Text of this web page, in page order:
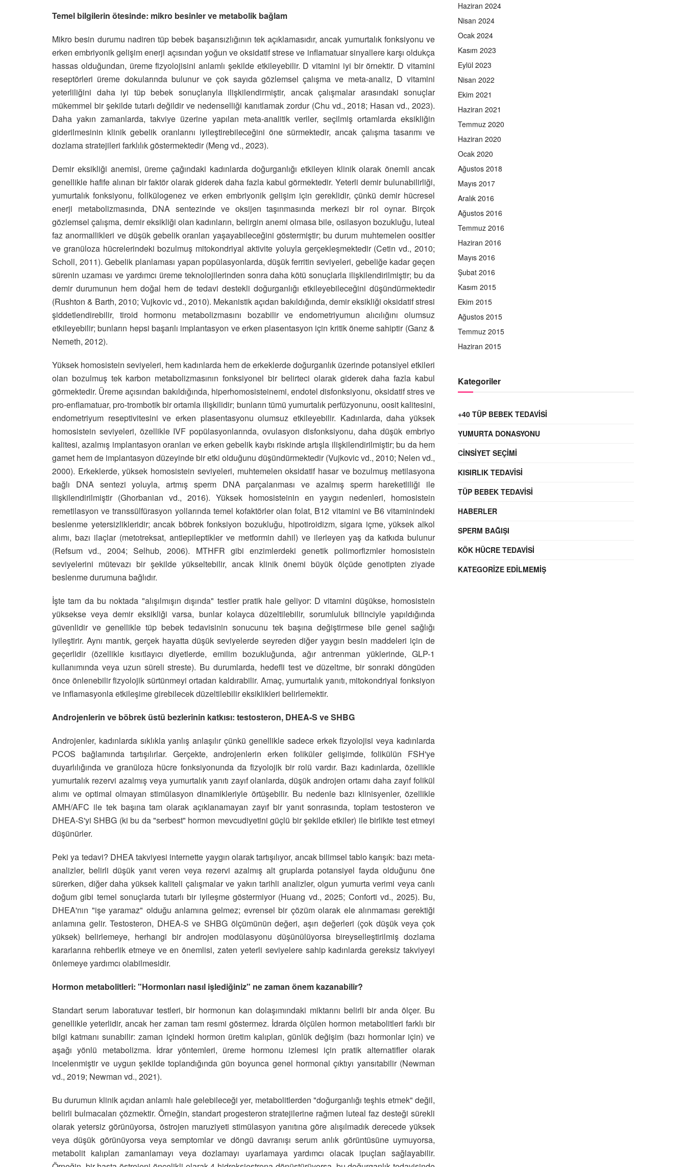
Temel bilgilerin ötesinde: mikro besinler ve metabolik bağlam
Mikro besin durumu nadiren tüp bebek başarısızlığının tek açıklamasıdır, ancak yumurtalık fonksiyonu ve
erken embriyonik gelişim enerji açısından yoğun ve oksidatif strese ve inflamatuar sinyallere karşı oldukça
hassas olduğundan, üreme fizyolojisini anlamlı şekilde etkileyebilir. D vitamini iyi bir örnektir. D vitamini
reseptörleri üreme dokularında bulunur ve çok sayıda gözlemsel çalışma ve meta-analiz, D vitamini
yeterliliğini daha iyi tüp bebek sonuçlarıyla ilişkilendirmiştir, ancak çalışmalar arasındaki sonuçlar
mükemmel bir şekilde tutarlı değildir ve nedenselliği kanıtlamak zordur (Chu vd., 2018; Hasan vd., 2023).
Daha yakın zamanlarda, takviye üzerine yapılan meta-analitik veriler, seçilmiş ortamlarda eksikliğin
giderilmesinin klinik gebelik oranlarını iyileştirebileceğini öne sürmektedir, ancak çalışma tasarımı ve
dozlama stratejileri farklılık göstermektedir (Meng vd., 2023).
Demir eksikliği anemisi, üreme çağındaki kadınlarda doğurganlığı etkileyen klinik olarak önemli ancak
genellikle hafife alınan bir faktör olarak giderek daha fazla kabul görmektedir. Yeterli demir bulunabilirliği,
yumurtalık fonksiyonu, folikülogenez ve erken embriyonik gelişim için gereklidir, çünkü demir hücresel
enerji metabolizmasında, DNA sentezinde ve oksijen taşınmasında merkezi bir rol oynar. Birçok
gözlemsel çalışma, demir eksikliği olan kadınların, belirgin anemi olmasa bile, osilasyon bozukluğu, luteal
faz anormallikleri ve düşük gebelik oranları yaşayabileceğini göstermiştir; bu durum muhtemelen oositler
ve granüloza hücrelerindeki bozulmuş mitokondriyal aktivite yoluyla gerçekleşmektedir (Cetin vd., 2010;
Scholl, 2011). Gebelik planlaması yapan popülasyonlarda, düşük ferritin seviyeleri, gebeliğe kadar geçen
sürenin uzaması ve yardımcı üreme teknolojilerinden sonra daha kötü sonuçlarla ilişkilendirilmiştir; bu da
demir durumunun hem doğal hem de tedavi destekli doğurganlığı etkileyebileceğini düşündürmektedir
(Rushton & Barth, 2010; Vujkovic vd., 2010). Mekanistik açıdan bakıldığında, demir eksikliği oksidatif stresi
şiddetlendirebilir, tiroid hormonu metabolizmasını bozabilir ve endometriyumun alıcılığını olumsuz
etkileyebilir; bunların hepsi başarılı implantasyon ve erken plasentasyon için kritik öneme sahiptir (Ganz &
Nemeth, 2012).
Yüksek homosistein seviyeleri, hem kadınlarda hem de erkeklerde doğurganlık üzerinde potansiyel etkileri
olan bozulmuş tek karbon metabolizmasının fonksiyonel bir belirteci olarak giderek daha fazla kabul
görmektedir. Üreme açısından bakıldığında, hiperhomosisteinemi, endotel disfonksiyonu, oksidatif stres ve
pro-enflamatuar, pro-trombotik bir ortamla ilişkilidir; bunların tümü yumurtalık perfüzyonunu, oosit kalitesini,
endometriyum reseptivitesini ve erken plasentasyonu olumsuz etkileyebilir. Kadınlarda, daha yüksek
homosistein seviyeleri, özellikle IVF popülasyonlarında, ovulasyon disfonksiyonu, daha düşük embriyo
kalitesi, azalmış implantasyon oranları ve erken gebelik kaybı riskinde artışla ilişkilendirilmiştir; bu da hem
gamet hem de implantasyon düzeyinde bir etki olduğunu düşündürmektedir (Vujkovic vd., 2010; Nelen vd.,
2000). Erkeklerde, yüksek homosistein seviyeleri, muhtemelen oksidatif hasar ve bozulmuş metilasyona
bağlı DNA sentezi yoluyla, artmış sperm DNA parçalanması ve azalmış sperm hareketliliği ile
ilişkilendirilmiştir (Ghorbanian vd., 2016). Yüksek homosisteinin en yaygın nedenleri, homosistein
remetilasyon ve transsülfürasyon yollarında temel kofaktörler olan folat, B12 vitamini ve B6 vitaminindeki
beslenme yetersizlikleridir; ancak böbrek fonksiyon bozukluğu, hipotiroidizm, sigara içme, yüksek alkol
alımı, bazı ilaçlar (metotreksat, antiepileptikler ve metformin dahil) ve ilerleyen yaş da katkıda bulunur
(Refsum vd., 2004; Selhub, 2006). MTHFR gibi enzimlerdeki genetik polimorfizmler homosistein
seviyelerini mütevazı bir şekilde yükseltebilir, ancak klinik önemi büyük ölçüde genotipten ziyade
beslenme durumuna bağlıdır.
İşte tam da bu noktada "alışılmışın dışında" testler pratik hale geliyor: D vitamini düşükse, homosistein
yüksekse veya demir eksikliği varsa, bunlar kolayca düzeltilebilir, sorumluluk bilinciyle yapıldığında
güvenlidir ve genellikle tüp bebek tedavisinin sonucunu tek başına değiştirmese bile genel sağlığı
iyileştirir. Aynı mantık, gerçek hayatta düşük seviyelerde seyreden diğer yaygın besin maddeleri için de
geçerlidir (özellikle kısıtlayıcı diyetlerde, emilim bozukluğunda, ağır antrenman yüklerinde, GLP-1
kullanımında veya uzun süreli streste). Bu durumlarda, hedefli test ve düzeltme, bir sonraki döngüden
önce önlenebilir fizyolojik sürtünmeyi ortadan kaldırabilir. Amaç, yumurtalık yanıtı, mitokondriyal fonksiyon
ve inflamasyonla etkileşime girebilecek düzeltilebilir eksiklikleri belirlemektir.
Androjenlerin ve böbrek üstü bezlerinin katkısı: testosteron, DHEA-S ve SHBG
Androjenler, kadınlarda sıklıkla yanlış anlaşılır çünkü genellikle sadece erkek fizyolojisi veya kadınlarda
PCOS bağlamında tartışılırlar. Gerçekte, androjenlerin erken foliküler gelişimde, folikülün FSH'ye
duyarlılığında ve granüloza hücre fonksiyonunda da fizyolojik bir rolü vardır. Bazı kadınlarda, özellikle
yumurtalık rezervi azalmış veya yumurtalık yanıtı zayıf olanlarda, düşük androjen ortamı daha zayıf folikül
alımı ve optimal olmayan stimülasyon dinamikleriyle örtüşebilir. Bu nedenle bazı klinisyenler, özellikle
AMH/AFC ile tek başına tam olarak açıklanamayan zayıf bir yanıt sonrasında, toplam testosteron ve
DHEA-S'yi SHBG (ki bu da "serbest" hormon mevcudiyetini güçlü bir şekilde etkiler) ile birlikte test etmeyi
düşünürler.
Peki ya tedavi? DHEA takviyesi internette yaygın olarak tartışılıyor, ancak bilimsel tablo karışık: bazı meta-
analizler, belirli düşük yanıt veren veya rezervi azalmış alt gruplarda potansiyel fayda olduğunu öne
sürerken, diğer daha yüksek kaliteli çalışmalar ve yakın tarihli analizler, olgun yumurta verimi veya canlı
doğum gibi temel sonuçlarda tutarlı bir iyileşme göstermiyor (Huang vd., 2025; Conforti vd., 2025). Bu,
DHEA'nın "işe yaramaz" olduğu anlamına gelmez; evrensel bir çözüm olarak ele alınmaması gerektiği
anlamına gelir. Testosteron, DHEA-S ve SHBG ölçümünün değeri, aşırı değerleri (çok düşük veya çok
yüksek) belirlemeye, herhangi bir androjen modülasyonu düşünülüyorsa bireyselleştirilmiş dozlama
kararlarına rehberlik etmeye ve en önemlisi, zaten yeterli seviyelere sahip kadınlarda gereksiz takviyeyi
önlemeye yardımcı olabilmesidir.
Hormon metabolitleri: "Hormonları nasıl işlediğiniz" ne zaman önem kazanabilir?
Standart serum laboratuvar testleri, bir hormonun kan dolaşımındaki miktarını belirli bir anda ölçer. Bu
genellikle yeterlidir, ancak her zaman tam resmi göstermez. İdrarda ölçülen hormon metabolitleri farklı bir
bilgi katmanı sunabilir: zaman içindeki hormon üretim kalıpları, günlük değişim (bazı hormonlar için) ve
aşağı yönlü metabolizma. İdrar yöntemleri, üreme hormonu izlemesi için pratik alternatifler olarak
incelenmiştir ve uygun şekilde toplandığında gün boyunca genel hormonal çıktıyı yansıtabilir (Newman
vd., 2019; Newman vd., 2021).
Bu durumun klinik açıdan anlamlı hale gelebileceği yer, metabolitlerden "doğurganlığı teşhis etmek" değil,
belirli bulmacaları çözmektir. Örneğin, standart progesteron stratejilerine rağmen luteal faz desteği sürekli
olarak yetersiz görünüyorsa, östrojen maruziyeti stimülasyon yanıtına göre alışılmadık derecede yüksek
veya düşük görünüyorsa veya semptomlar ve döngü davranışı serum anlık görüntüsüne uymuyorsa,
metabolit kalıpları zamanlamayı veya dozlamayı uyarlamaya yardımcı olacak ipuçları sağlayabilir.
Haziran 2024
Nisan 2024
Ocak 2024
Kasım 2023
Eylül 2023
Nisan 2022
Ekim 2021
Haziran 2021
Temmuz 2020
Haziran 2020
Ocak 2020
Ağustos 2018
Mayıs 2017
Aralık 2016
Ağustos 2016
Temmuz 2016
Haziran 2016
Mayıs 2016
Şubat 2016
Kasım 2015
Ekim 2015
Ağustos 2015
Temmuz 2015
Haziran 2015
Kategoriler
+40 TÜP BEBEK TEDAVISI
YUMURTA DONASYONU
CINSIYET SEÇIMI
KISIRLIK TEDAVISI
TÜP BEBEK TEDAVISI
HABERLER
SPERM BAĞIŞI
KÖK HÜCRE TEDAVISI
KATEGORIZE EDILMEMIŞ